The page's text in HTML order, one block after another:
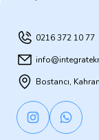
0216 372 10 77
Bostancı,